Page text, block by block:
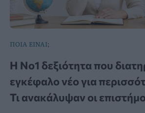
ΠΟΙΑ ΕΙΝΑΙ;
Η Νο1 δεξιότητα που
εγκέφαλο νέο για
Τι ανακάλυψαν οι